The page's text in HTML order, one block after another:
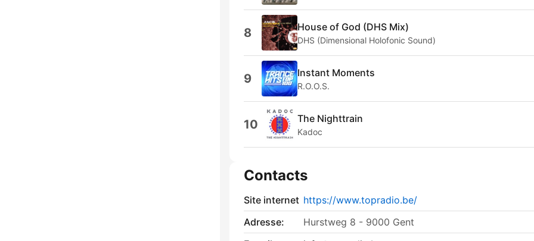
8 House of God (DHS Mix)
DHS (Dimensional Holofonic Sound)
9 Instant Moments
R.O.O.S.
10 The Nighttrain
Kadoc
Contacts
Site internet https://www.topradio.be/
Adresse:
Hurstweg 8 - 9000 Gent